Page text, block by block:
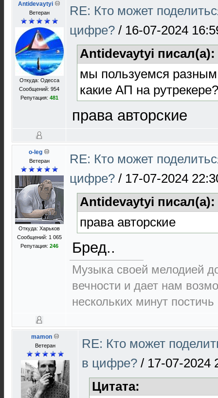
Antidevaytyi
Ветеран
Откуда: Одесса
Сообщений: 954
Репутация: 481
RE: Кто может
цифре? / 16-07-2024
Antidevaytyi писал(а):
мы пользуемся
какие АП на рутрекере?
права авторские
o-leg
Ветеран
Откуда: Харьков
Сообщений: 1 065
Репутация: 246
RE: Кто может
цифре? / 17-07-2024
Antidevaytyi писал(а):
права авторские
Бред..
Музыка своей мелодией
вечности и дает нам
нескольких минут
mamon
Ветеран
RE: Кто может
в цифре? / 17-07-2024
Цитата: